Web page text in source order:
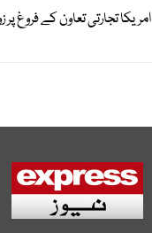
امریکا تجارتی تعاون کے فروغ پر